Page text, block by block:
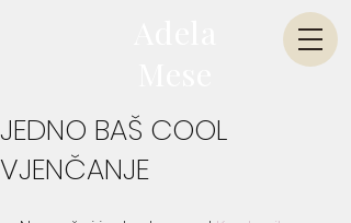
JEDNO BAŠ COOL
VJENČANJE